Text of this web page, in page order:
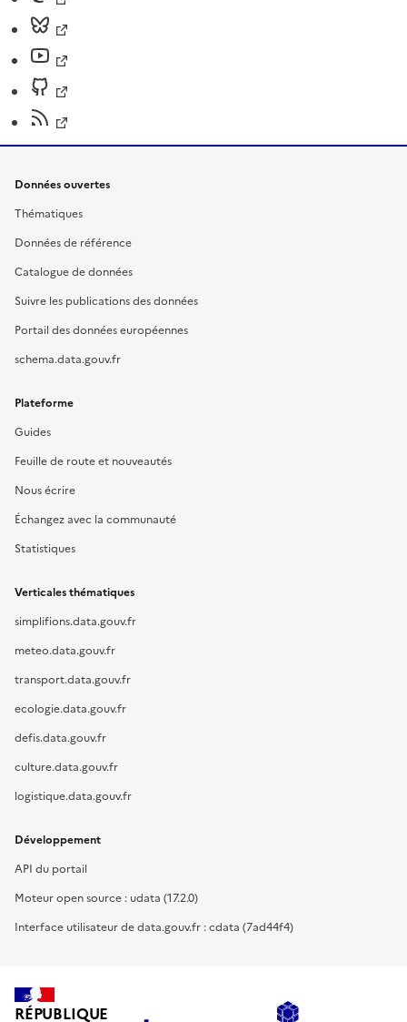
Données ouvertes
Thématiques
Données de référence
Catalogue de données
Suivre les publications des données
Portail des données européennes
schema.data.gouv.fr
Plateforme
Guides
Feuille de route et nouveautés
Nous écrire
Échangez avec la communauté
Statistiques
Verticales thématiques
simplifions.data.gouv.fr
meteo.data.gouv.fr
transport.data.gouv.fr
ecologie.data.gouv.fr
defis.data.gouv.fr
culture.data.gouv.fr
logistique.data.gouv.fr
Développement
API du portail
Moteur open source : udata (17.2.0)
Interface utilisateur de data.gouv.fr : cdata (7ad44f4)
RÉPUBLIQUE